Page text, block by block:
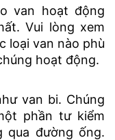
van hoạt động
Vui lòng xem
loại van nào phù
hoạt động.
van bi. Chúng
phần tư kiểm
qua đường ống.